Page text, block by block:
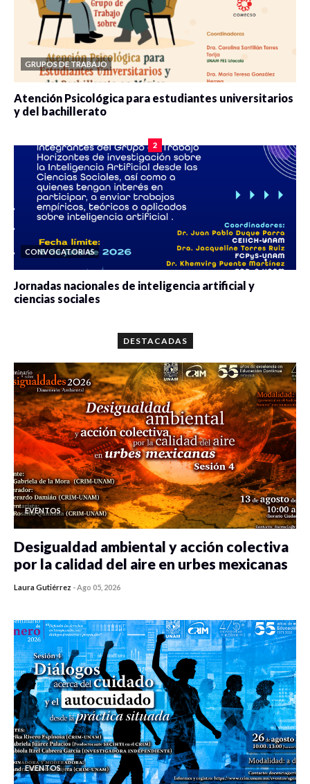
GRUPOS DE TRABAJO
Atención Psicológica para estudiantes universitarios
y del bachillerato
2
CONVOCATORIAS
Jornadas nacionales de inteligencia artificial y
ciencias sociales
DESTACADAS
EVENTOS
Desigualdad ambiental y acción colectiva
por la calidad del aire en urbes mexicanas
Laura Gutiérrez -Ago 05, 2026
EVENTOS